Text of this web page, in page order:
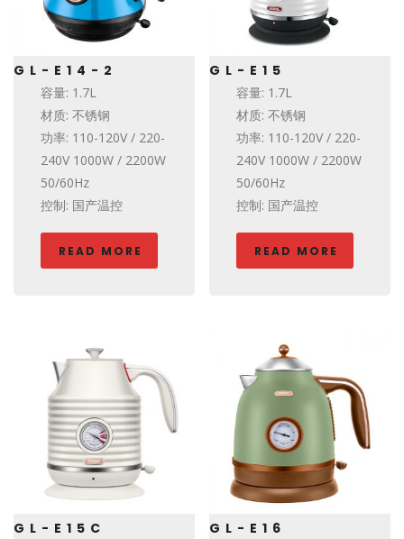
GL-E14-2
容量: 1.7L
材质: 不锈钢
功率: 110-120V / 220-
240V 1000W / 2200W
50/60Hz
控制: 国产温控
READ MORE
GL-E15
容量: 1.7L
材质: 不锈钢
功率: 110-120V / 220-
240V 1000W / 2200W
50/60Hz
控制: 国产温控
READ MORE
GL-E15C GL-E16